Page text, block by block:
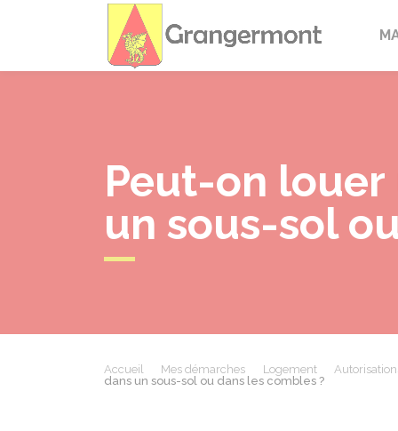
Peut-on louer
un sous-sol
Accueil Mes démarches Logement
dans un sous-sol ou dans les combles ?